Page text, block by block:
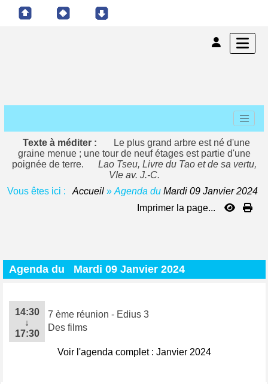
Texte à méditer :
Le plus grand arbre est né d'une
graine menue ; une tour de neuf étages est partie d'une
poignée de terre.
Lao Tseu, Livre du Tao et de sa vertu,
VIe av. J.-C.
Vous êtes ici :
Accueil » Agenda du Mardi 09 Janvier 2024
Imprimer la page...
Agenda du Mardi 09 Janvier 2024
14:30
↓
17:30
7 ème réunion - Edius 3
Des films
Voir l'agenda complet : Janvier 2024